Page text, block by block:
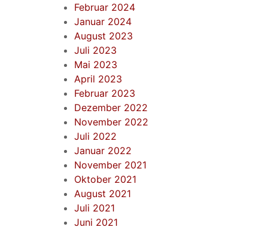
Februar 2024
Januar 2024
August 2023
Juli 2023
Mai 2023
April 2023
Februar 2023
Dezember 2022
November 2022
Juli 2022
Januar 2022
November 2021
Oktober 2021
August 2021
Juli 2021
Juni 2021